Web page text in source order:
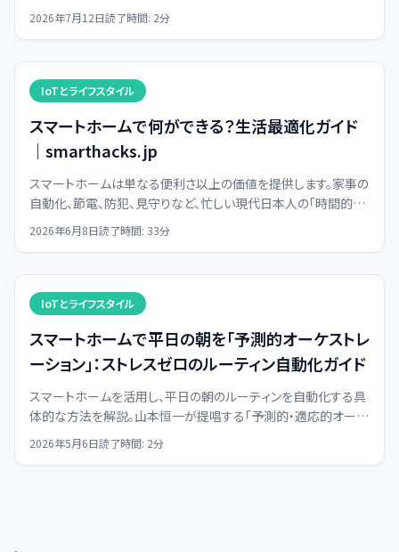
マートデバイス研究家の山本恒一が分かりやすく解説します。
2026年7月12日読了時間: 2分
IoTとライフスタイル
スマートホームで何ができる？生活最適化ガイド
｜smarthacks.jp
スマートホームは単なる便利さ以上の価値を提供します。家事の
自動化、節電、防犯、見守りなど、忙しい現代日本人の「時間的貧
困」と「精神的疲弊」を解決し、生活を戦略的に最適化する具体
2026年6月8日読了時間: 33分
IoTとライフスタイル
スマートホームで平日の朝を「予測的オーケストレ
ーション」：ストレスゼロのルーティン自動化ガイド
スマートホームを活用し、平日の朝のルーティンを自動化する具
体的な方法を解説。山本恒一が提唱する「予測的・適応的オーケ
ストレーション」で、ストレスフリーな朝を実現しましょう。
2026年5月6日読了時間: 2分